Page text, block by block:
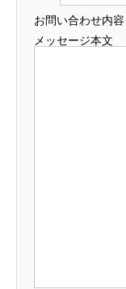
お問い合わせ内容
メッセージ本文